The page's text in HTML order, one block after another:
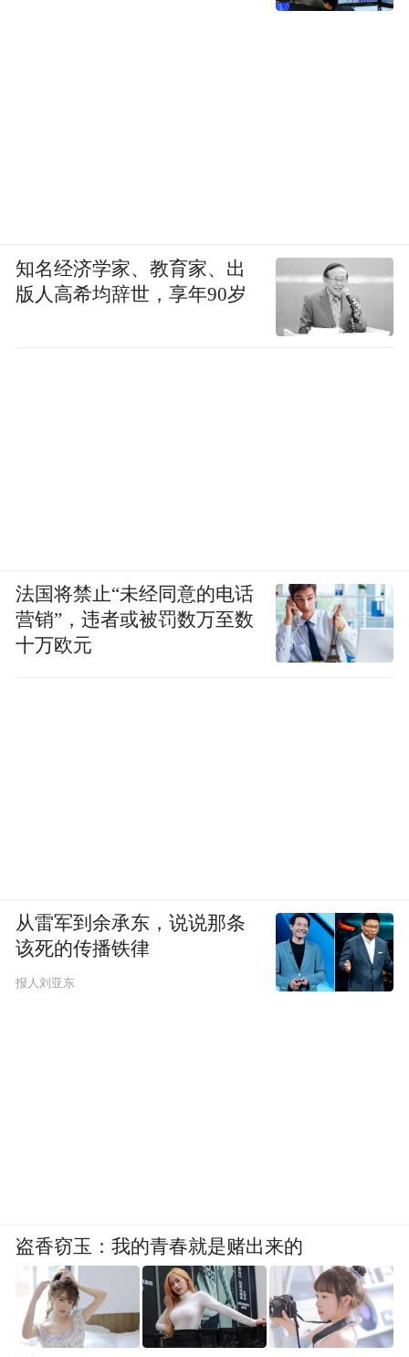
知名经济学家、教育家、出
版人高希均辞世，享年90岁
法国将禁止“未经同意的电话
营销”，违者或被罚数万至数
十万欧元
从雷军到余承东，说说那条
该死的传播铁律
报人刘亚东
盗香窃玉：我的青春就是赌出来的